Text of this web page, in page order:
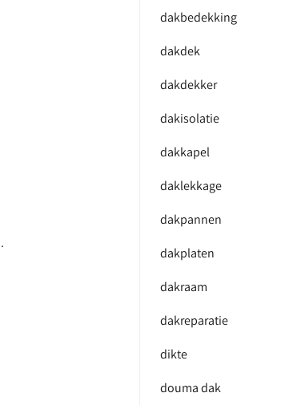
dakbedekking
dakdek
dakdekker
dakisolatie
dakkapel
daklekkage
dakpannen
dakplaten
dakraam
dakreparatie
dikte
douma dak